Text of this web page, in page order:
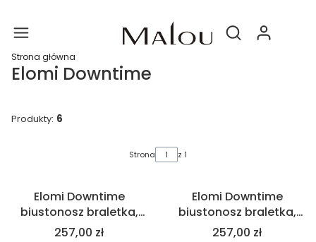
Otwórz
Strona główna
Elomi Downtime
Produkty: 6
Strona z 1
Elomi Downtime
biustonosz braletka,
czarny
257,00 zł
Elomi Downtime
biustonosz braletka,
granatowy
257,00 zł